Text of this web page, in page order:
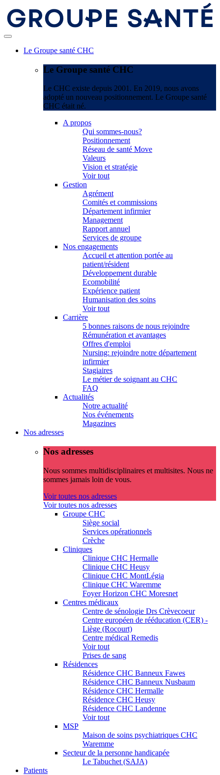
Le Groupe santé CHC
Le Groupe santé CHC
Le CHC existe depuis 2001. En 2019, nous avons
adopté un nouveau positionnement. Le Groupe santé
CHC était né.
A propos
Qui sommes-nous?
Positionnement
Réseau de santé Move
Valeurs
Vision et stratégie
Voir tout
Gestion
Agrément
Comités et commissions
Département infirmier
Management
Rapport annuel
Services de groupe
Nos engagements
Accueil et attention portée au
patient/résident
Développement durable
Ecomobilité
Expérience patient
Humanisation des soins
Voir tout
Carrière
5 bonnes raisons de nous rejoindre
Rémunération et avantages
Offres d'emploi
Nursing: rejoindre notre département
infirmier
Stagiaires
Le métier de soignant au CHC
FAQ
Actualités
Notre actualité
Nos événements
Magazines
Nos adresses
Nos adresses
Nous sommes multidisciplinaires et multisites. Nous ne
sommes jamais loin de vous.
Voir toutes nos adresses
Voir toutes nos adresses
Groupe CHC
Siège social
Services opérationnels
Crèche
Cliniques
Clinique CHC Hermalle
Clinique CHC Heusy
Clinique CHC MontLégia
Clinique CHC Waremme
Foyer Horizon CHC Moresnet
Centres médicaux
Centre de sénologie Drs Crèvecoeur
Centre européen de rééducation (CER) -
Liège (Rocourt)
Centre médical Remedis
Voir tout
Prises de sang
Résidences
Résidence CHC Banneux Fawes
Résidence CHC Banneux Nusbaum
Résidence CHC Hermalle
Résidence CHC Heusy
Résidence CHC Landenne
Voir tout
MSP
Maison de soins psychiatriques CHC
Waremme
Secteur de la personne handicapée
Le Tabuchet (SAJA)
Patients